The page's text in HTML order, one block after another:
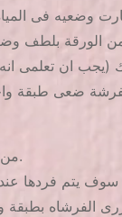
(يجب ان تعلمى
1. من وجود مياه تحت الصورة.